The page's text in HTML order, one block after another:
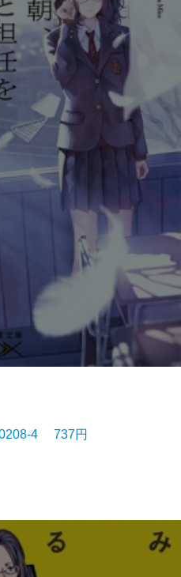
4 737円